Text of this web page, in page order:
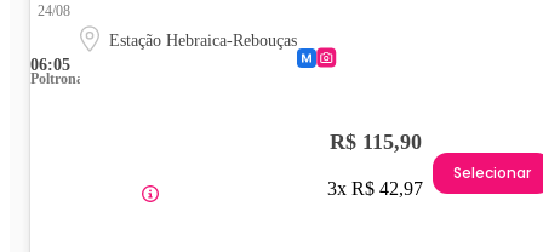
06:05
24/08
Estação Hebraica-Rebouças
Poltrona
R$ 115,90
3x R$ 42,97
Selecionar